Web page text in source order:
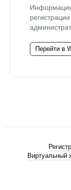
Перейти в
Виртуальный